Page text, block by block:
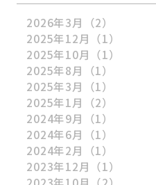
2026年3月 （2）
2025年12月 （1）
2025年10月 （1）
2025年8月
（1）
2025年3月
（1）
2025年1月
（2）
2024年9月
（1）
2024年6月
（1）
2024年2月
（1）
2023年12月 （1）
2023年10月 （2）